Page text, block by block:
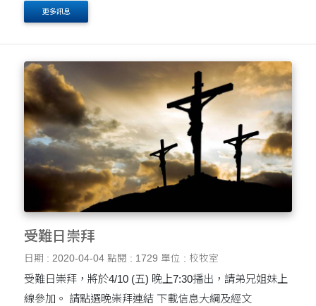
更多訊息
受難日崇拜
日期 : 2020-04-04 點閱 : 1729 單位 : 校牧室
受難日崇拜，將於4/10 (五) 晚上7:30播出，請弟兄姐妹上
線參加。 請點選晚崇拜連結 下載信息大綱及經文